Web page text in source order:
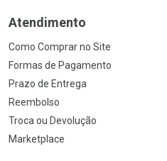
Atendimento
Como Comprar no Site
Formas de Pagamento
Prazo de Entrega
Reembolso
Troca ou Devolução
Marketplace